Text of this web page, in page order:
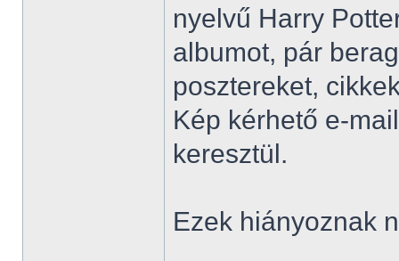
nyelvű Harry
albumot, pár
posztereket,
Kép kérhető e-
keresztül.
Ezek hiányoznak